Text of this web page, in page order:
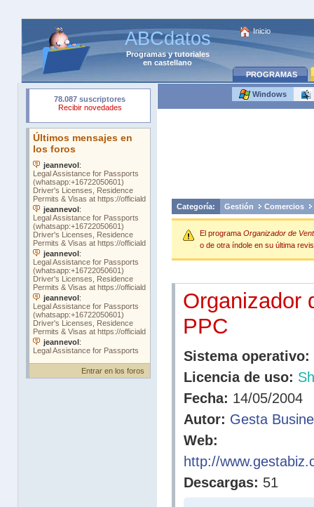
ABCdatos
Programasytutoriales
en castellano
Inicio
PROGRAMAS
Entrar en los foros
Windows
Categoría: Gestión Comercios
El programa Organizador de
o de otra índole en su última
Organizador
PPC
Sistema operativo:
Licencia de uso:
Fecha: 14/05/2004
Autor: Gesta
Web:
http://
Descargas: 51